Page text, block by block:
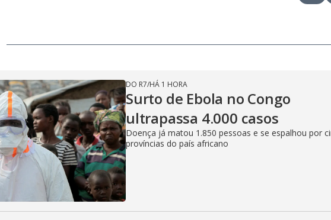
DO R7/HÁ 1 HORA
Surto de Ebola no Congo
ultrapassa 4.000 casos
Doença já matou 1.850 pessoas e se espalhou por
províncias do país africano